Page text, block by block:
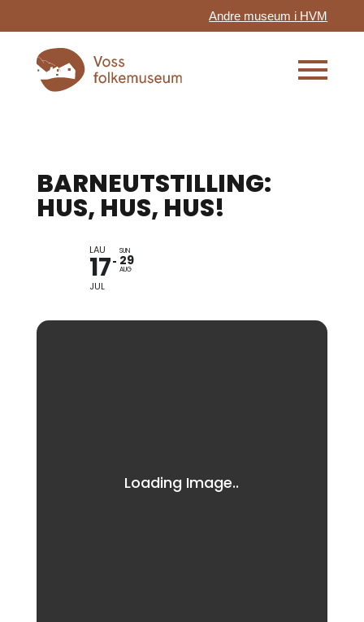
Andre museum i HVM
BARNEUTSTILLING:
HUS, HUS, HUS!
LAU
17
JUL
SUN
29
AUG